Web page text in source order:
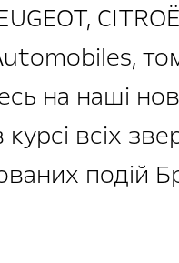
на наші
всіх
подій